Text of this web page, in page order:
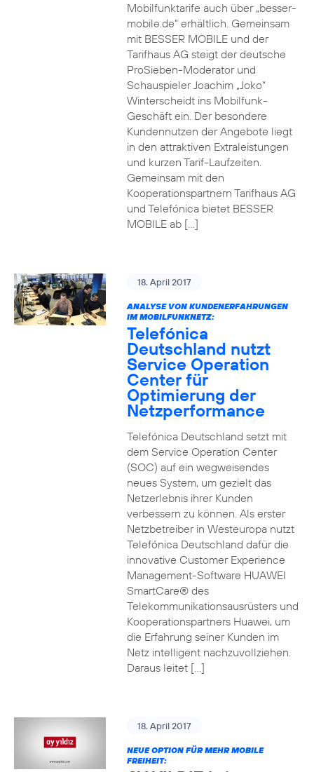
Mobilfunktarife auch über „besser-
mobile.de“ erhältlich. Gemeinsam
mit BESSER MOBILE und der
Tarifhaus AG steigt der deutsche
ProSieben-Moderator und
Schauspieler Joachim „Joko“
Winterscheidt ins Mobilfunk-
Geschäft ein. Der besondere
Kundennutzen der Angebote liegt
in den attraktiven Extraleistungen
und kurzen Tarif-Laufzeiten.
Gemeinsam mit den
Kooperationspartnern Tarifhaus AG
und Telefónica bietet BESSER
MOBILE ab […]
18. April 2017
ANALYSE VON KUNDENERFAHRUNGEN
IM MOBILFUNKNETZ:
Telefónica
Deutschland nutzt
Service Operation
Center für
Optimierung der
Netzperformance
Telefónica Deutschland setzt mit
dem Service Operation Center
(SOC) auf ein wegweisendes
neues System, um gezielt das
Netzerlebnis ihrer Kunden
verbessern zu können. Als erster
Netzbetreiber in Westeuropa nutzt
Telefónica Deutschland dafür die
innovative Customer Experience
Management-Software HUAWEI
SmartCare® des
Telekommunikationsausrüsters und
Kooperationspartners Huawei, um
die Erfahrung seiner Kunden im
Netz intelligent nachzuvollziehen.
Daraus leitet […]
18. April 2017
NEUE OPTION FÜR MEHR MOBILE
FREIHEIT: